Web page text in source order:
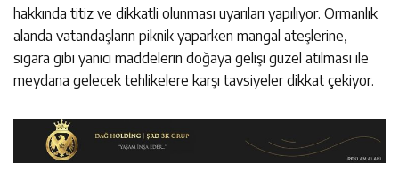
hakkında titiz ve dikkatli olunması uyarıları yapılıyor. Ormanlık
alanda vatandaşların piknik yaparken mangal ateşlerine,
sigara gibi yanıcı maddelerin doğaya gelişi güzel atılması ile
meydana gelecek tehlikelere karşı tavsiyeler dikkat çekiyor.